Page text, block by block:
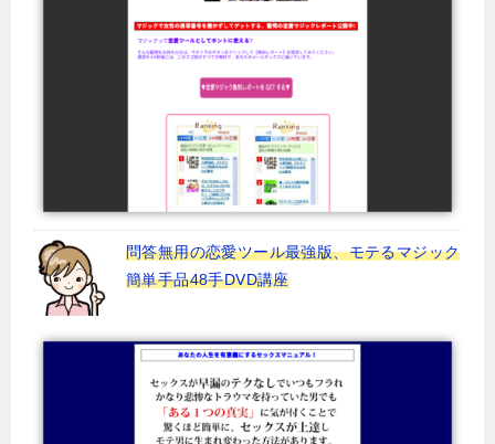
問答無用の恋愛ツール最強版、モテるマジック
簡単手品48手DVD講座